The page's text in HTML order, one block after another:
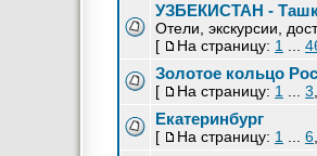
УЗБЕКИСТАН -
Отели, экскурсии,
[
На страницу: 1
Золотое кольцо
[ На страницу: 1 3
Екатеринбург
[ На страницу: 1 6